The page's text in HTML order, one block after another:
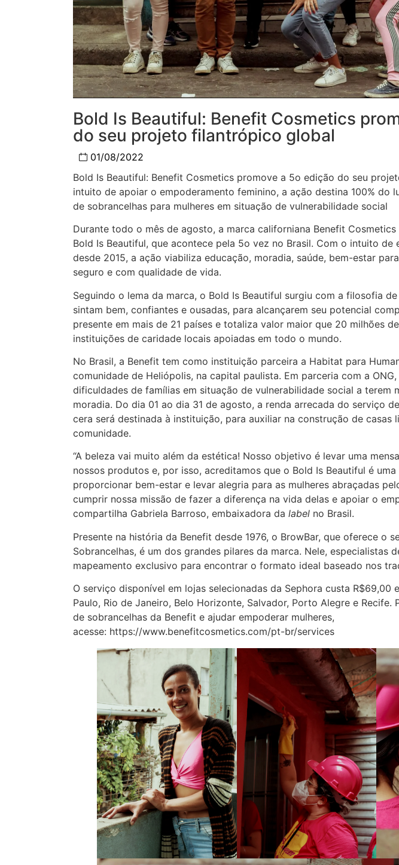
Bold Is Beautiful: Benefit Cosmetics
do seu projeto filantrópico global
01/08/2022
Bold Is Beautiful: Benefit Cosmetics promove a 5o edição do seu
intuito de apoiar o empoderamento feminino, a ação destina 100% do
de sobrancelhas para mulheres em situação de vulnerabilidade social
Durante todo o mês de agosto, a marca californiana Benefit
Bold Is Beautiful, que acontece pela 5o vez no Brasil. Com o intuito de
desde 2015, a ação viabiliza educação, moradia, saúde, bem-estar
seguro e com qualidade de vida.
Seguindo o lema da marca, o Bold Is Beautiful surgiu com a filosofia
sintam bem, confiantes e ousadas, para alcançarem seu potencial
presente em mais de 21 países e totaliza valor maior que 20 milhões
instituições de caridade locais apoiadas em todo o mundo.
No Brasil, a Benefit tem como instituição parceira a Habitat para
comunidade de Heliópolis, na capital paulista. Em parceria com a
dificuldades de famílias em situação de vulnerabilidade social a terem
moradia. Do dia 01 ao dia 31 de agosto, a renda arrecada do serviço
cera será destinada à instituição, para auxiliar na construção de casas
comunidade.
“A beleza vai muito além da estética! Nosso objetivo é levar uma
nossos produtos e, por isso, acreditamos que o Bold Is Beautiful é
proporcionar bem-estar e levar alegria para as mulheres abraçadas
cumprir nossa missão de fazer a diferença na vida delas e apoiar o
compartilha Gabriela Barroso, embaixadora da label no Brasil.
Presente na história da Benefit desde 1976, o BrowBar, que oferece o
Sobrancelhas, é um dos grandes pilares da marca. Nele, especialistas
mapeamento exclusivo para encontrar o formato ideal baseado nos
O serviço disponível em lojas selecionadas da Sephora custa R$69,00
Paulo, Rio de Janeiro, Belo Horizonte, Salvador, Porto Alegre e Recife.
de sobrancelhas da Benefit e ajudar empoderar mulheres,
acesse: https://www.benefitcosmetics.com/pt-br/services